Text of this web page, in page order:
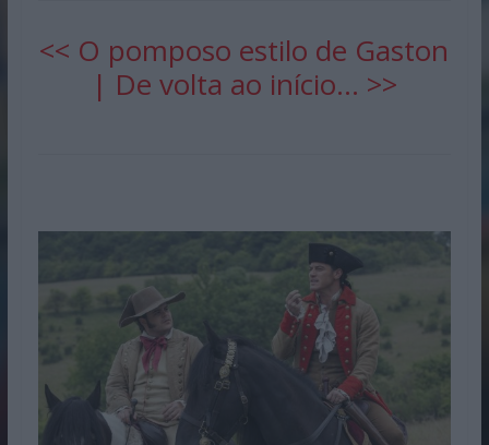
<< O pomposo estilo de Gaston
| De volta ao início… >>